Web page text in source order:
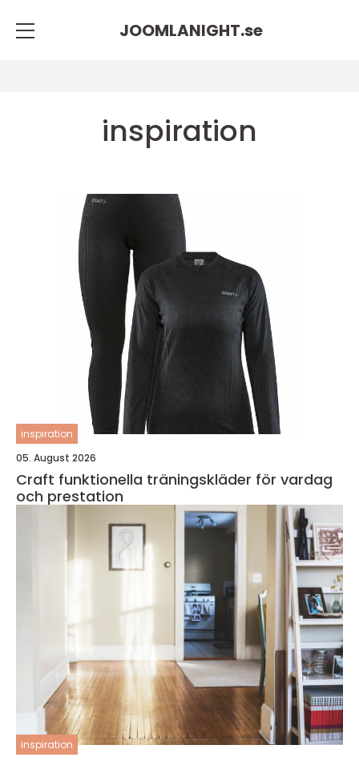
JOOMLANIGHT.se
inspiration
inspiration
05. August 2026
Craft funktionella träningskläder för vardag
och prestation
inspiration